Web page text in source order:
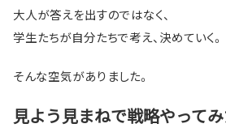
大人が答えを出すのではなく、
学生たちが自分たちで考え、決めていく。
そんな空気がありました。
見よう見まねで戦略やって